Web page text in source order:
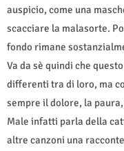
auspicio, come una
scacciare la malasorte.
fondo rimane
Va da sè quindi che
differenti tra di loro, ma
sempre il dolore, la
Male infatti parla della
altre canzoni una